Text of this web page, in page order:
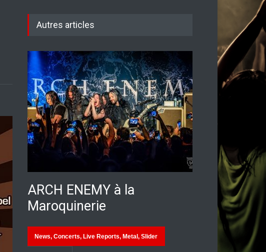
Autres articles
ARCH ENEMY à la
Maroquinerie
News, Concerts, Live Reports, Metal , Slider